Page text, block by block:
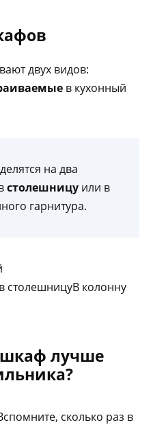
двух видов:
в кухонный
на два
столешницу или в
гарнитура.
столешницуВ колонну
лучше
сколько раз в